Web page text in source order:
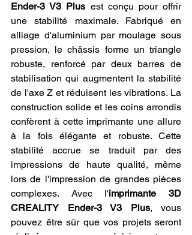
Ender-3 V3 Plus est conçu pour offrir
une stabilité maximale. Fabriqué en
alliage d'aluminium par moulage sous
pression, le châssis forme un triangle
robuste, renforcé par deux barres de
stabilisation qui augmentent la stabilité
de l'axe Z et réduisent les vibrations. La
construction solide et les coins arrondis
confèrent à cette imprimante une allure
à la fois élégante et robuste. Cette
stabilité accrue se traduit par des
impressions de haute qualité, même
lors de l'impression de grandes pièces
complexes. Avec l'imprimante 3D
CREALITY Ender-3 V3 Plus, vous
pouvez être sûr que vos projets seront